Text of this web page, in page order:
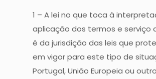
1 – A lei no que toca à
aplicação dos termos e serviço
é da jurisdição das leis que
em vigor para este tipo de
Portugal, União Europeia ou